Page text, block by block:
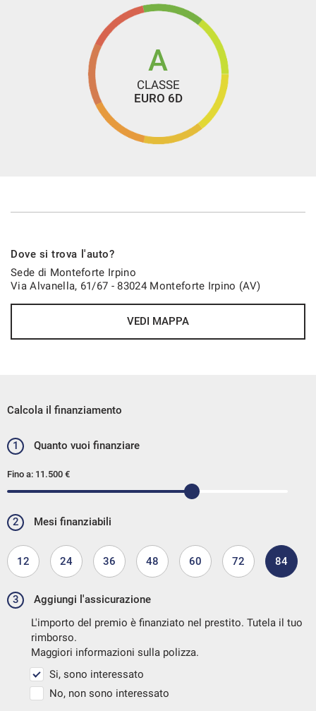
Sistema di avviso di distanza
Sistema di chiamata d'emergenza
Navigatore satellitare
Sistema di riconoscimento della stanchezza
Sospensioni pneumatiche
Specchietti laterali elettrici
Vivavoce
Volante in pelle
Volante multifunzione
A
CLASSE
EURO 6D
Dove si trova l'auto?
Sede di Monteforte Irpino
Via Alvanella, 61/67 - 83024 Monteforte Irpino (AV)
VEDI MAPPA
Calcola il finanziamento
1 Quanto vuoi finanziare
Fino a: 11.500 €
2 Mesi finanziabili
12 24 36 48 60 72 84
3
Aggiungi l'assicurazione
L'importo del premio è finanziato nel prestito. Tutela il tuo
rimborso.
Maggiori informazioni sulla polizza.
Si, sono interessato
No, non sono interessato